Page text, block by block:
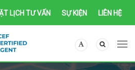
LỊCH TƯ VẤN SỰ KIỆN LIÊN HỆ